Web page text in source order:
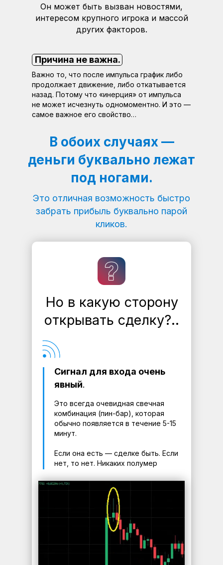
Причина не важна.
Это отличная возможность быстро
забрать прибыль буквально парой
кликов.
В обоих случаях —
деньги буквально лежат
под ногами.
Важно то, что после импульса график либо
продолжает движение, либо откатывается
назад. Потому что «инерция» от импульса
не может исчезнуть одномоментно. И это —
самое важное его свойство…
Он может быть вызван новостями,
интересом крупного игрока и массой
других факторов.
Но в какую сторону
открывать сделку?..
Это всегда очевидная свечная
комбинация (пин-бар), которая
обычно появляется в течение 5-15
минут.
Если она есть — сделке быть. Если
нет, то нет. Никаких полумер
Сигнал для входа очень
явный.